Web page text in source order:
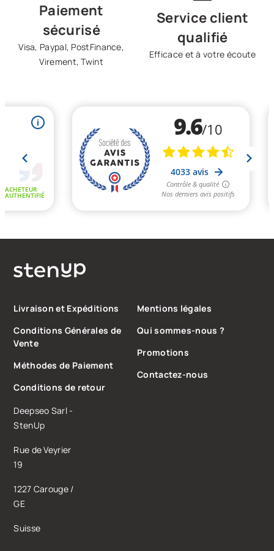
Paiement
sécurisé
Visa, Paypal, PostFinance,
Virement, Twint
Service client
qualifié
Efficace et à votre écoute
Livraison et Expéditions
Conditions Générales de
Vente
Méthodes de Paiement
Conditions de retour
Mentions légales
Qui sommes-nous ?
Promotions
Contactez-nous
Deepseo Sarl -
StenUp
Rue de Veyrier
19
1227 Carouge /
GE
Suisse